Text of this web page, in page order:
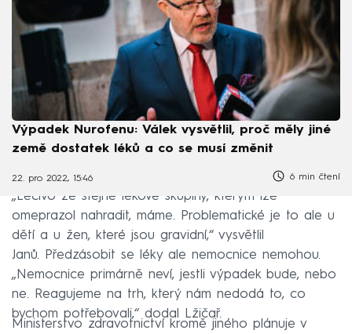
Výpadek Nurofenu: Válek vysvětlil, proč měly jiné
země dostatek léků a co se musí změnit
22. pro 2022, 15:46 6 min čtení
„Léčivo ze stejné lékové skupiny, kterým lze
omeprazol nahradit, máme. Problematické je to ale u
dětí a u žen, které jsou gravidní,“ vysvětlil
Janů. Předzásobit se léky ale nemocnice nemohou.
„Nemocnice primárně neví, jestli výpadek bude, nebo
ne. Reagujeme na trh, který nám nedodá to, co
bychom potřebovali,“ dodal Lžičař.
Ministerstvo zdravotnictví kromě jiného plánuje v